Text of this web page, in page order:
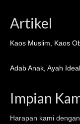
Artikel
Kaos Muslim Kaos
Adab Anak Ayah Ideal
Impian
Harapan kami